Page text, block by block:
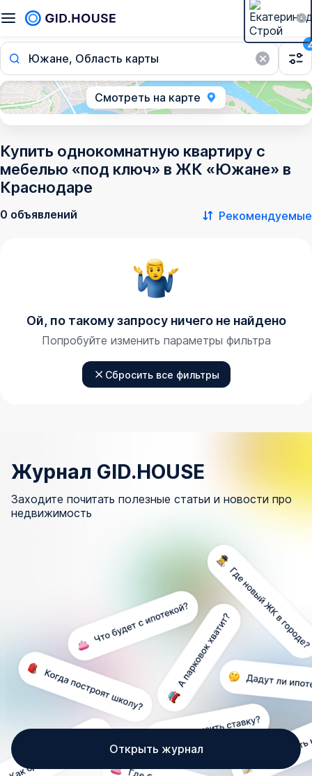
Южане, Область карты
2
Смотреть на карте
Купить однокомнатную квартиру с
мебелью «под ключ» в ЖК «Южане» в
Краснодаре
0 объявлений Рекомендуемые
Ой, по такому запросу ничего не найдено
Попробуйте изменить параметры фильтра
Сбросить все фильтры
Журнал GID.HOUSE
Заходите почитать полезные статьи и новости про
недвижимость
Открыть журнал